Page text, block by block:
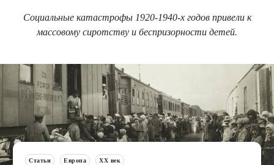
Социальные катастрофы 1920-1940-х годов привели к
массовому сиротству и беспризорности детей.
Статьи Европа XX век